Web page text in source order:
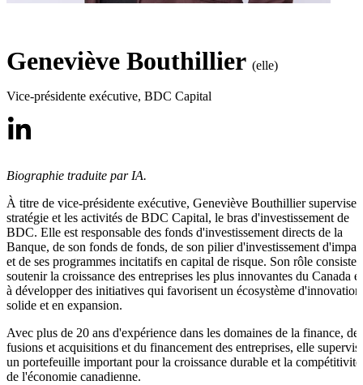
Geneviève Bouthillier (elle)
Vice-présidente exécutive, BDC Capital
Biographie traduite par IA.
À titre de vice-présidente exécutive, Geneviève Bouthillier supervise
stratégie et les activités de BDC Capital, le bras d'investissement de
BDC. Elle est responsable des fonds d'investissement directs de la
Banque, de son fonds de fonds, de son pilier d'investissement
et de ses programmes incitatifs en capital de risque. Son rôle consiste
soutenir la croissance des entreprises les plus innovantes du Canada et
à développer des initiatives qui favorisent un écosystème d'innovation
solide et en expansion.
Avec plus de 20 ans d'expérience dans les domaines de la finance, des
fusions et acquisitions et du financement des entreprises, elle
un portefeuille important pour la croissance durable et la compétitivité
de l'économie canadienne.